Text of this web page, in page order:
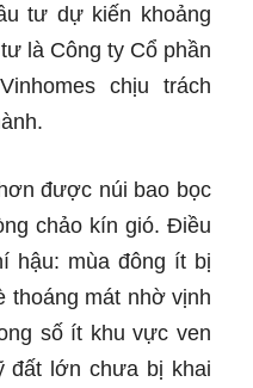
tư dự kiến khoảng
là Công ty Cổ phần
chịu trách
được núi bao bọc
chảo kín gió. Điều
hậu: mùa đông ít bị
thoáng mát nhờ vịnh
số ít khu vực ven
đất lớn chưa bị khai